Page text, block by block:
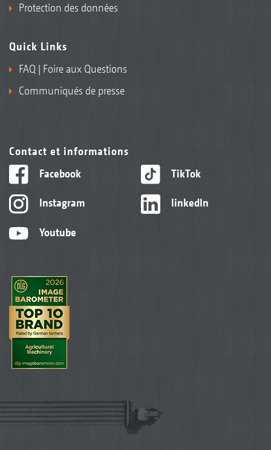
Protection des données
Quick Links
FAQ | Foire aux Questions
Communiqués de presse
Contact et informations
Facebook
Instagram
Youtube
TikTok
linkedIn